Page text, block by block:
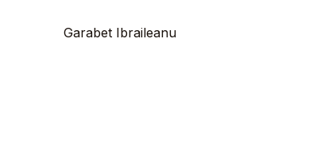
Garabet Ibraileanu